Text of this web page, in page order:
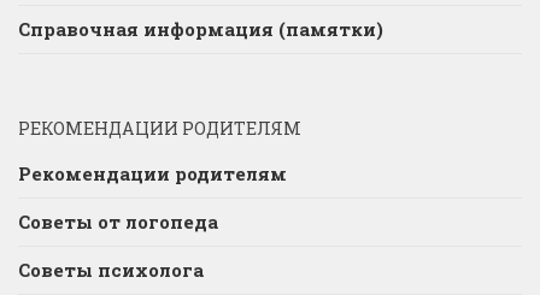
Справочная информация (памятки)
РЕКОМЕНДАЦИИ РОДИТЕЛЯМ
Рекомендации родителям
Советы от логопеда
Советы психолога